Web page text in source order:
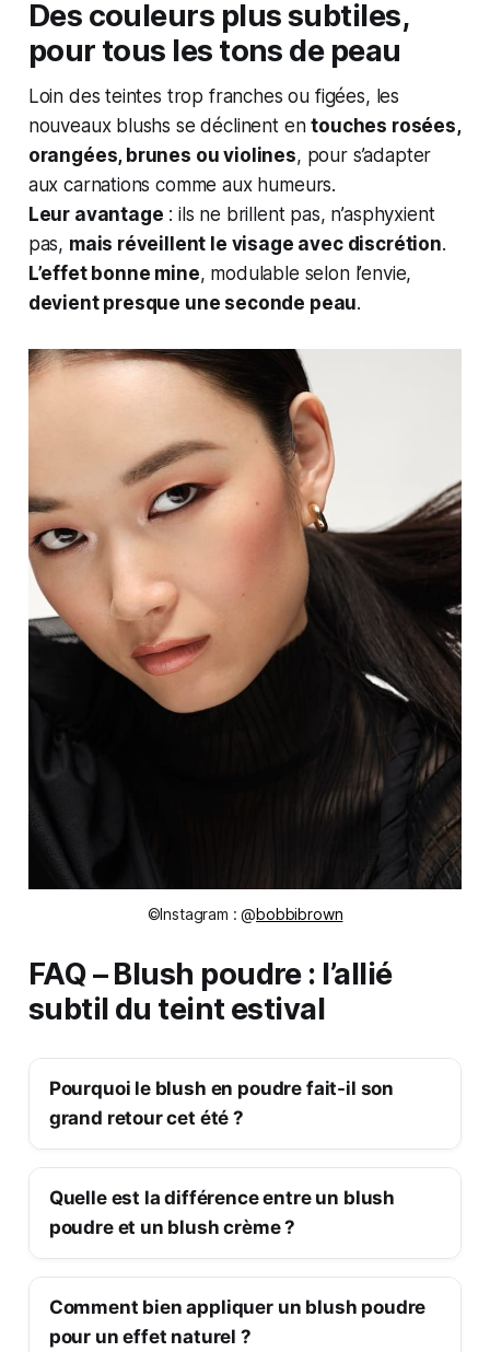
Des couleurs plus subtiles,
pour tous les tons de peau
Loin des teintes trop franches ou figées, les
nouveaux blushs se déclinent entouches rosées,
orangées, brunes ou violines, pour s’adapter
aux carnations comme aux humeurs.
Leur avantage : ils ne brillent pas, n’asphyxient
pas, mais réveillent le visage avec discrétion.
L’effet bonne mine, modulable selon l’envie,
devient presque une seconde peau.
©Instagram : @bobbibrown
FAQ – Blush poudre : l’allié
subtil du teint estival
Pourquoi le blush en poudre fait-il son
grand retour cet été ?
Quelle est la différence entre un blush
poudre et un blush crème ?
Comment bien appliquer un blush poudre
pour un effet naturel ?